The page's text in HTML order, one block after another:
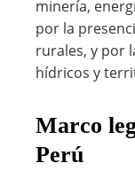
minería,
por la
rurales, y por
hídricos y
Marco
Perú